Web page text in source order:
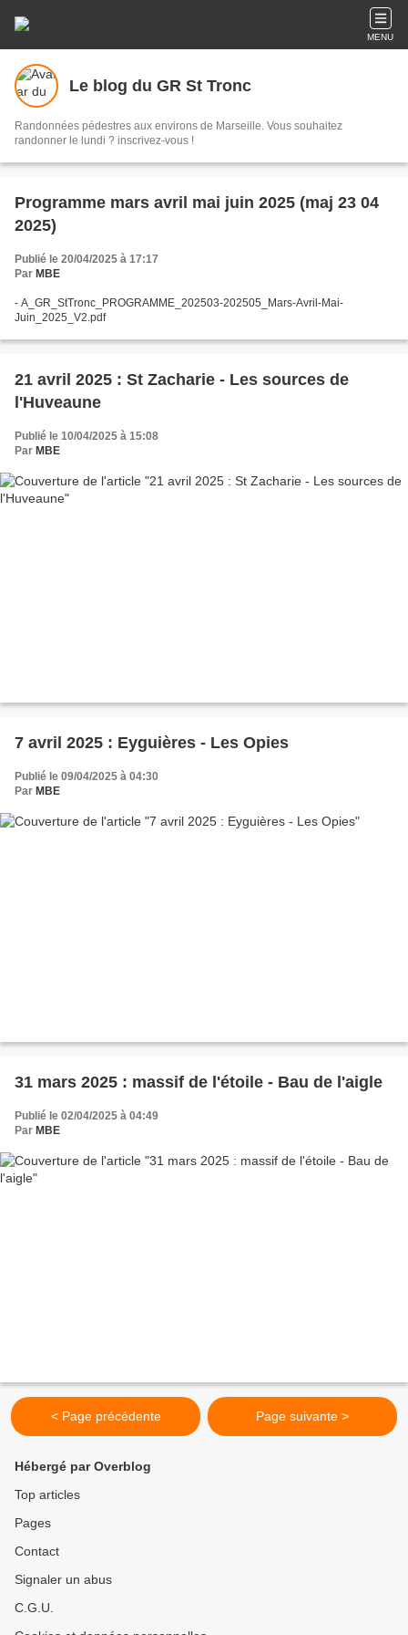
MENU
Le blog du GR St Tronc
Randonnées pédestres aux environs de Marseille. Vous souhaitez
randonner le lundi ? inscrivez-vous !
Programme mars avril mai juin 2025 (maj 23 04
2025)
Publié le 20/04/2025 à 17:17
Par MBE
- A_GR_StTronc_PROGRAMME_202503-202505_Mars-Avril-Mai-
Juin_2025_V2.pdf
21 avril 2025 : St Zacharie - Les sources de
l'Huveaune
Publié le 10/04/2025 à 15:08
Par MBE
7 avril 2025 : Eyguières - Les Opies
Publié le 09/04/2025 à 04:30
Par MBE
31 mars 2025 : massif de l'étoile - Bau de l'aigle
Publié le 02/04/2025 à 04:49
Par MBE
< Page précédente Page suivante >
Hébergé par Overblog
Top articles
Pages
Contact
Signaler un abus
C.G.U.